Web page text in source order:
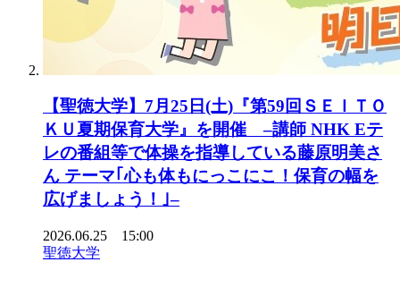
【聖徳大学】7月25日(土)『第59回ＳＥＩＴＯ
ＫＵ夏期保育大学』を開催 –講師 NHK Eテ
レの番組等で体操を指導している藤原明美さ
ん テーマ｢心も体もにっこにこ！保育の幅を
広げましょう！｣–
2026.06.25 15:00
聖徳大学